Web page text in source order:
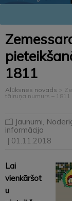
1811
Alūksnes novads >
tālruņa numurs – 1811
Jaunumi
informācija
| 01.11.2018
Lai
vienkāršot
u